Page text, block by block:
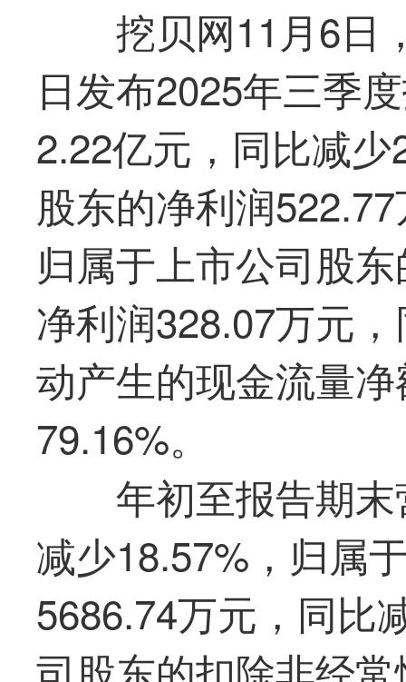
挖贝网11月6日
日发布2025年三季
2.22亿元，同比减
股东的净利润
归属于上市公司股
净利润328.07万元
动产生的现金流量
79.16%。
年初至报告期
减少18.57%，归属
5686.74万元，同比
司股东的扣除非经